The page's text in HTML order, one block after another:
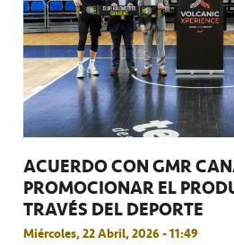
ACUERDO CON GMR
PROMOCIONAR EL
TRAVÉS DEL DEPORTE
Miércoles, 22 Abril, 2026 - 11:49